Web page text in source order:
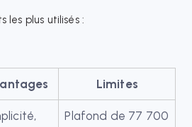
plus utilisés :
Limites
Plafond de 77 700